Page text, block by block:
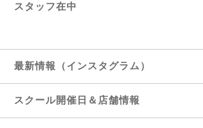
スタッフ在中
最新情報（インスタグラム）
スクール開催日＆店舗情報